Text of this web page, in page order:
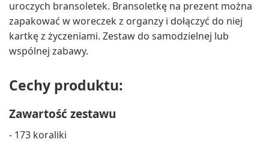
uroczych bransoletek. Bransoletkę na prezent można
zapakować w woreczek z organzy i dołączyć do niej
kartkę z życzeniami. Zestaw do samodzielnej lub
wspólnej zabawy.
Cechy produktu:
Zawartość zestawu
- 173 koraliki